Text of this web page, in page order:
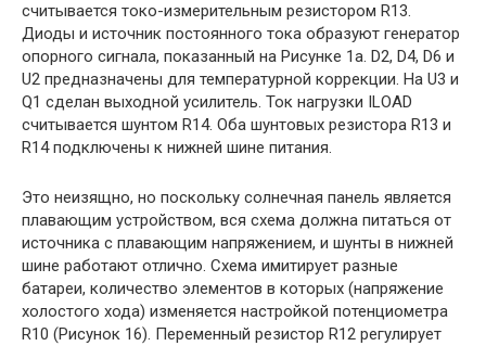
считывается токо-измерительным резистором R13.
Диоды и источник постоянного тока образуют генератор
опорного сигнала, показанный на Рисунке 1а. D2, D4, D6 и
U2 предназначены для температурной коррекции. На U3 и
Q1 сделан выходной усилитель. Ток нагрузки ILOAD
считывается шунтом R14. Оба шунтовых резистора R13 и
R14 подключены к нижней шине питания.
Это неизящно, но поскольку солнечная панель является
плавающим устройством, вся схема должна питаться от
источника с плавающим напряжением, и шунты в нижней
шине работают отлично. Схема имитирует разные
батареи, количество элементов в которых (напряжение
холостого хода) изменяется настройкой потенциометра
R10 (Рисунок 16). Переменный резистор R12 регулирует